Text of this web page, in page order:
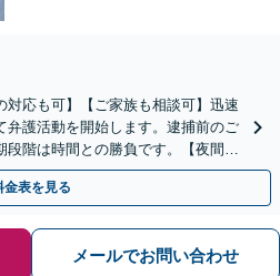
対応も可】【ご家族も相談可】迅速
弁護活動を開始します。逮捕前のご
階は時間との勝負です。【夜間・
3分】
金表を見る
メールでお問い合わせ